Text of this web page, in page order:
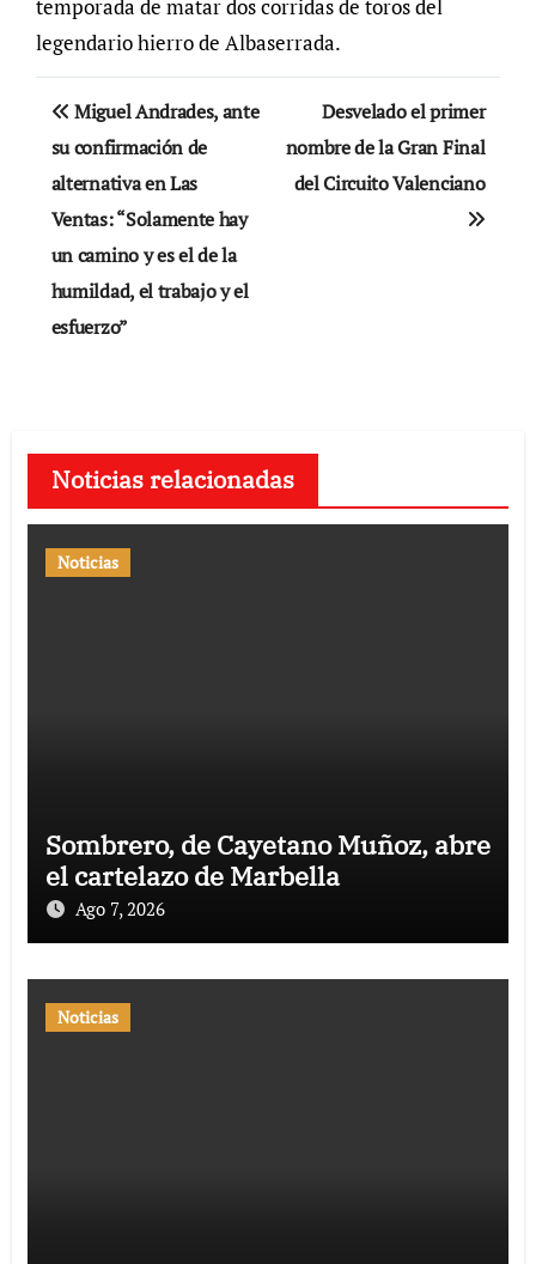
temporada de matar dos corridas de toros del
legendario hierro de Albaserrada.
Navegación
de
entradas
Miguel Andrades, ante
su confirmación de
alternativa en Las
Ventas: “Solamente hay
un camino y es el de la
humildad, el trabajo y el
esfuerzo”
Desvelado el primer
nombre de la Gran Final
del Circuito Valenciano
Noticias relacionadas
Noticias
Sombrero, de Cayetano Muñoz, abre
el cartelazo de Marbella
Ago 7, 2026
Noticias